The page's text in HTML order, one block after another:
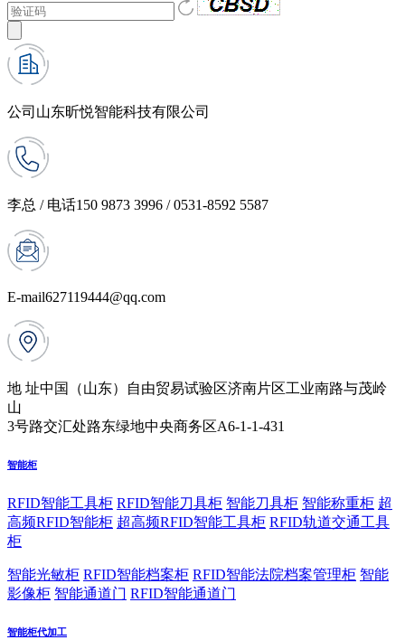
公司 山东昕悦智能科技有限公司
李总 / 电话150 9873 3996 / 0531-8592 5587
E-mail627119444@qq.com
地 址中国（山东）自由贸易试验区济南片区工业南路与茂岭
山
3号路交汇处路东绿地中央商务区A6-1-1-431
智能柜
RFID智能工具柜 RFID智能刀具柜 智能刀具柜 智能称重柜 超
高频RFID智能柜 超高频RFID智能工具柜 RFID轨道交通工具
柜
智能光敏柜 RFID智能档案柜 RFID智能法院档案管理柜 智能
影像柜 智能通道门 RFID智能通道门
智能柜代加工